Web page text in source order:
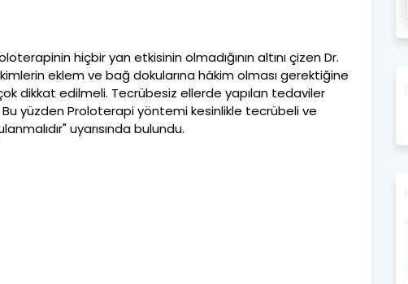
hiçbir yan etkisinin olmadığının altını çizen Dr.
eklem ve bağ dokularına hâkim olması gerektiğine
dikkat edilmeli. Tecrübesiz ellerde yapılan tedaviler
yüzden Proloterapi yöntemi kesinlikle tecrübeli ve
uyarısında bulundu.